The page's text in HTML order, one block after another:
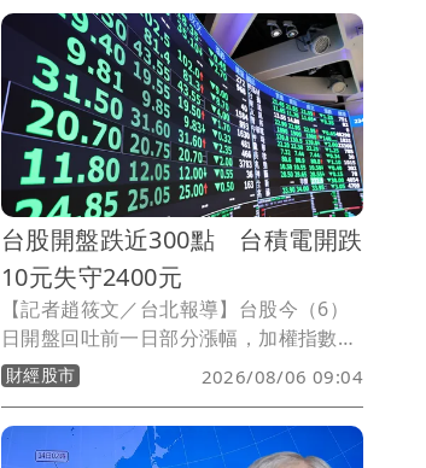
存款業務罪，各處2人有期徒刑1年8月，
均緩刑4年。
台股開盤跌近300點 台積電開跌
10元失守2400元
【記者趙筱文／台北報導】台股今（6）
日開盤回吐前一日部分漲幅，加權指數以
44,487.94點開出，下跌123.66點，隨後
跌勢擴大，一度下探44,316.13點，跌
295.47點，市場消化前一交易日大漲逾
1,250點的獲利賣壓。
財經股市 2026/08/06 09:04